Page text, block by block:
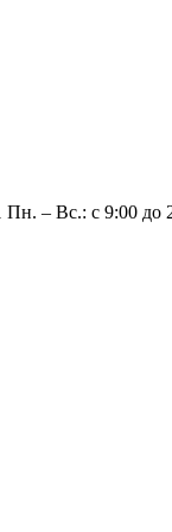
Пн. – Вс.: с 9:00 до